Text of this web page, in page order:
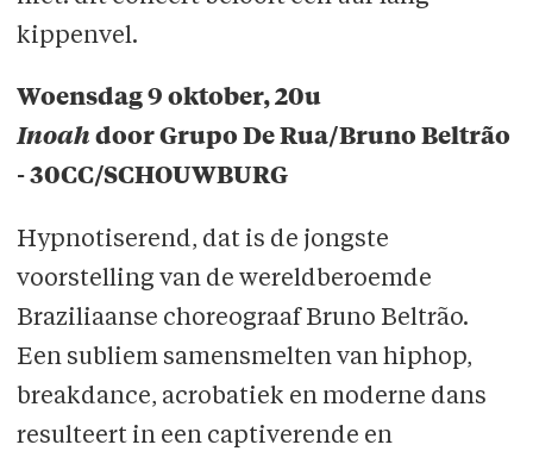
kippenvel.
Woensdag 9 oktober, 20u
Inoah door Grupo De Rua/Bruno Beltrão
- 30CC/SCHOUWBURG
Hypnotiserend, dat is de jongste
voorstelling van de wereldberoemde
Braziliaanse choreograaf Bruno Beltrão.
Een subliem samensmelten van hiphop,
breakdance, acrobatiek en moderne dans
resulteert in een captiverende en